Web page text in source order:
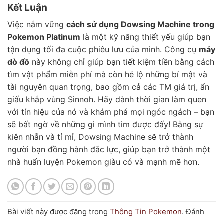
Kết Luận
Việc nắm vững cách sử dụng Dowsing Machine trong
Pokemon Platinum là một kỹ năng thiết yếu giúp bạn
tận dụng tối đa cuộc phiêu lưu của mình. Công cụ máy
dò đồ này không chỉ giúp bạn tiết kiệm tiền bằng cách
tìm vật phẩm miễn phí mà còn hé lộ những bí mật và
tài nguyên quan trọng, bao gồm cả các TM giá trị, ẩn
giấu khắp vùng Sinnoh. Hãy dành thời gian làm quen
với tín hiệu của nó và khám phá mọi ngóc ngách – bạn
sẽ bất ngờ về những gì mình tìm được đấy! Bằng sự
kiên nhẫn và tỉ mỉ, Dowsing Machine sẽ trở thành
người bạn đồng hành đắc lực, giúp bạn trở thành một
nhà huấn luyện Pokemon giàu có và mạnh mẽ hơn.
Bài viết này được đăng trong Thông Tin Pokemon. Đánh